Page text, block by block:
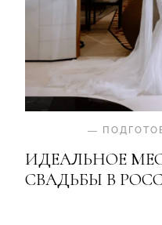
—
ИДЕАЛЬНОЕ
СВАДЬБЫ В